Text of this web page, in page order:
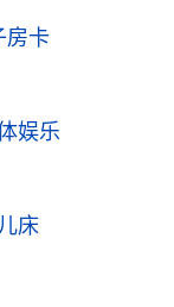
房卡
娱乐
床